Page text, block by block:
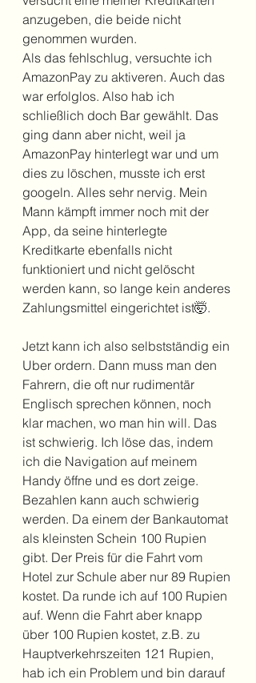
anzugeben, die beide nicht
genommen wurden.
Als das fehlschlug, versuchte ich
AmazonPay zu aktiveren. Auch das
war erfolglos. Also hab ich
schließlich doch Bar gewählt. Das
ging dann aber nicht, weil ja
AmazonPay hinterlegt war und um
dies zu löschen, musste ich erst
googeln. Alles sehr nervig. Mein
Mann kämpft immer noch mit der
App, da seine hinterlegte
Kreditkarte ebenfalls nicht
funktioniert und nicht gelöscht
werden kann, so lange kein anderes
Zahlungsmittel eingerichtet ist🤯.
Jetzt kann ich also selbstständig ein
Uber ordern. Dann muss man den
Fahrern, die oft nur rudimentär
Englisch sprechen können, noch
klar machen, wo man hin will. Das
ist schwierig. Ich löse das, indem
ich die Navigation auf meinem
Handy öffne und es dort zeige.
Bezahlen kann auch schwierig
werden. Da einem der Bankautomat
als kleinsten Schein 100 Rupien
gibt. Der Preis für die Fahrt vom
Hotel zur Schule aber nur 89 Rupien
kostet. Da runde ich auf 100 Rupien
auf. Wenn die Fahrt aber knapp
über 100 Rupien kostet, z.B. zu
Hauptverkehrszeiten 121 Rupien,
hab ich ein Problem und bin darauf